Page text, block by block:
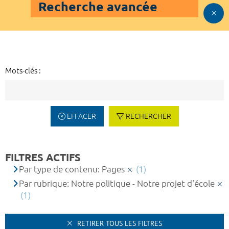
Recherche avancée
Mots-clés :
EFFACER RECHERCHER
FILTRES ACTIFS
Par type de contenu: Pages
(1)
Par rubrique: Notre politique - Notre projet d'école
(1)
RETIRER TOUS LES FILTRES